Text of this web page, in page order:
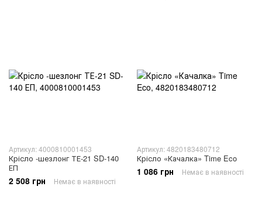
Артикул: 4000810001453
Крісло -шезлонг ТЕ-21 SD-140
ЕП
2 508 грн Немає в наявності
Артикул: 4820183480712
Крісло «Качалка» Time Eco
1 086 грн Немає в наявності